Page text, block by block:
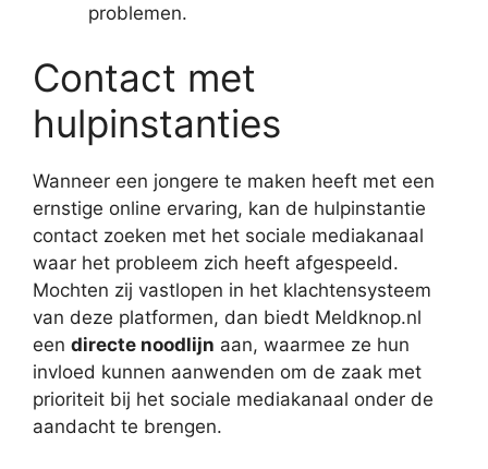
problemen.
Contact met
hulpinstanties
Wanneer een jongere te maken heeft met een
ernstige online ervaring, kan de hulpinstantie
contact zoeken met het sociale mediakanaal
waar het probleem zich heeft afgespeeld.
Mochten zij vastlopen in het klachtensysteem
van deze platformen, dan biedt Meldknop.nl
een directe noodlijn aan, waarmee ze hun
invloed kunnen aanwenden om de zaak met
prioriteit bij het sociale mediakanaal onder de
aandacht te brengen.